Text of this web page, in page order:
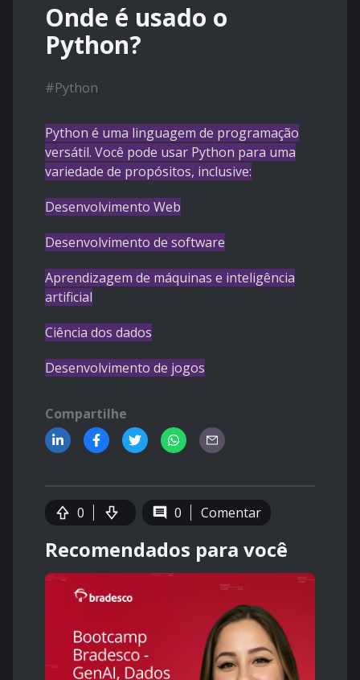
Onde é usado o
Python?
#Python
Python é uma linguagem de programação
versátil. Você pode usar Python para uma
variedade de propósitos, inclusive:
Desenvolvimento Web
Desenvolvimento de software
Aprendizagem de máquinas e inteligência
artificial
Ciência dos dados
Desenvolvimento de jogos
Compartilhe
0 0 Comentar
Recomendados para você